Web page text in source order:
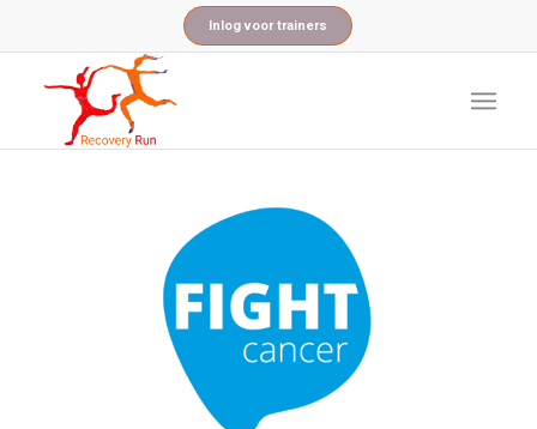
Inlog voor trainers